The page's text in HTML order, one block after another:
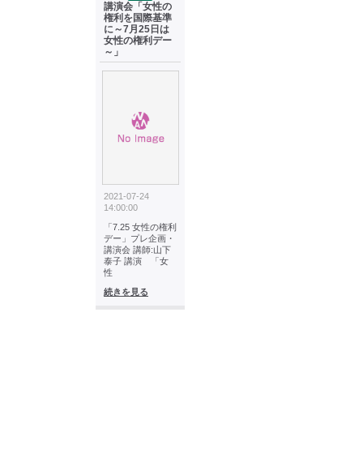
講演会「女性の
権利を国際基準
に～7月25日は
女性の権利デー
～」
2021-07-24
14:00:00
「7.25 女性の権利
デー」プレ企画・
講演会 講師:山下
泰子 講演 「女
性
続きを見る